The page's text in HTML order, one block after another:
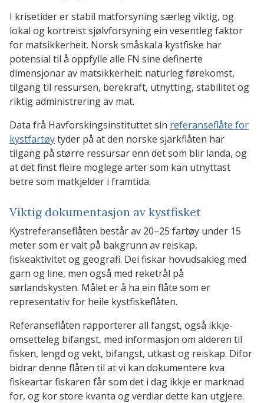
I krisetider er stabil matforsyning særleg viktig, og
lokal og kortreist sjølvforsyning ein vesentleg faktor
for matsikkerheit. Norsk småskaIa kystfiske har
potensial til å oppfylle alle FN sine definerte
dimensjonar av matsikkerheit: naturleg førekomst,
tilgang til ressursen, berekraft, utnytting, stabilitet og
riktig administrering av mat.
Data frå Havforskingsinstituttet sin referanseflåte for
kystfartøytyder på at den norske sjarkflåten har
tilgang på større ressursar enn det som blir landa, og
at det finst fleire moglege arter som kan utnyttast
betre som matkjelder i framtida.
Viktig dokumentasjon av kystfisket
Kystreferanseflåten består av 20–25 fartøy under 15
meter som er valt på bakgrunn av reiskap,
fiskeaktivitet og geografi. Dei fiskar hovudsakleg med
garn og line, men også med reketrål på
sørlandskysten. Målet er å ha ein flåte som er
representativ for heile kystfiskeflåten.
Referanseflåten rapporterer all fangst, også ikkje-
omsetteleg bifangst, med informasjon om alderen til
fisken, lengd og vekt, bifangst, utkast og reiskap. Difor
bidrar denne flåten til at vi kan dokumentere kva
fiskeartar fiskaren får som det i dag ikkje er marknad
for, og kor store kvanta og verdiar dette kan utgjere.